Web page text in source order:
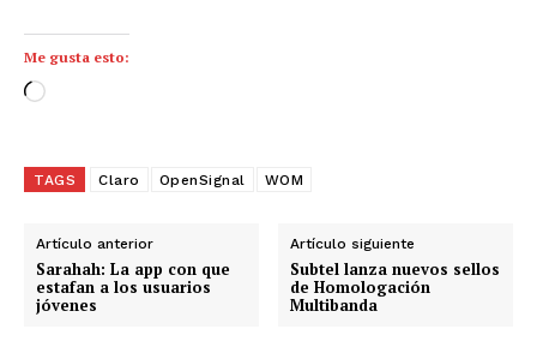
Me gusta esto:
C
g
n
d
o
TAGS Claro OpenSignal WOM
Artículo anterior
Sarahah: La app con que
estafan a los usuarios
jóvenes
Artículo siguiente
Subtel lanza nuevos sellos
de Homologación
Multibanda